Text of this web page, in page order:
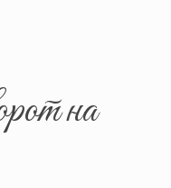
на